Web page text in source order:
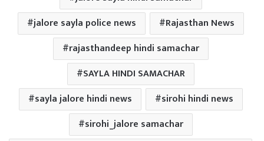
jalore sayla police news
Rajasthan News
rajasthandeep hindi samachar
SAYLA HINDI SAMACHAR
sayla jalore hindi news
sirohi hindi news
sirohi_jalore samachar